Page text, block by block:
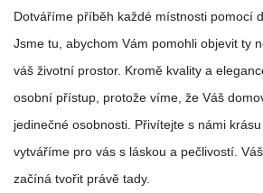
Dotváříme příběh každé místnosti pomocí
Jsme tu, abychom Vám pomohli objevit ty
váš životní prostor. Kromě kvality a
osobní přístup, protože víme, že Váš
jedinečné osobnosti. Přivítejte s námi
vytváříme pro vás s láskou a pečlivostí.
začíná tvořit právě tady.